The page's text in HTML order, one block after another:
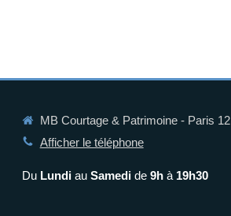
MB Courtage & Patrimoine - Paris 12
Afficher le téléphone
Du Lundiau Samedide 9hà 19h30